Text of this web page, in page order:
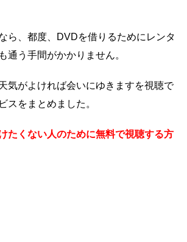
ら、都度、DVDを借りるためにレンタ
通う手間がかかりません。
気がよければ会いにゆきますを視聴で
スをまとめました。
たくない人のために無料で視聴する方